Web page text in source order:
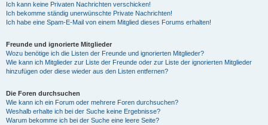
Ich kann keine Privaten Nachrichten verschicken!
Ich bekomme ständig unerwünschte Private Nachrichten!
Ich habe eine Spam-E-Mail von einem Mitglied dieses Forums erhalten!
Freunde und ignorierte Mitglieder
Wozu benötige ich die Listen der Freunde und ignorierten Mitglieder?
Wie kann ich Mitglieder zur Liste der Freunde oder zur Liste der ignorierten Mitglieder
hinzufügen oder diese wieder aus den Listen entfernen?
Die Foren durchsuchen
Wie kann ich ein Forum oder mehrere Foren durchsuchen?
Weshalb erhalte ich bei der Suche keine Ergebnisse?
Warum bekomme ich bei der Suche eine leere Seite?